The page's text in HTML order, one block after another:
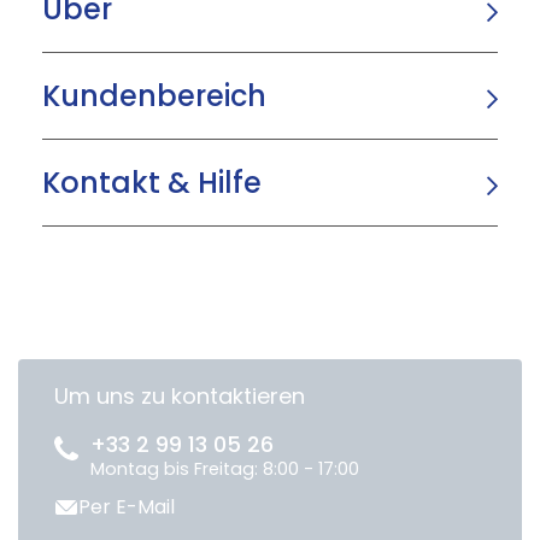
Über
Kundenbereich
Kontakt & Hilfe
Um uns zu kontaktieren
+33 2 99 13 05 26
Montag bis Freitag: 8:00 - 17:00
Per E-Mail